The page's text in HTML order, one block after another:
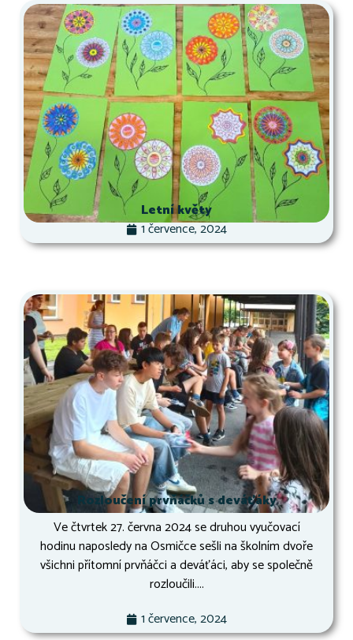
Letní květy
1 července, 2024
Rozloučení prvňáčků s deváťáky
Ve čtvrtek 27. června 2024 se druhou vyučovací
hodinu naposledy na Osmičce sešli na školním dvoře
všichni přítomní prvňáčci a deváťáci, aby se společně
rozloučili....
1 července, 2024